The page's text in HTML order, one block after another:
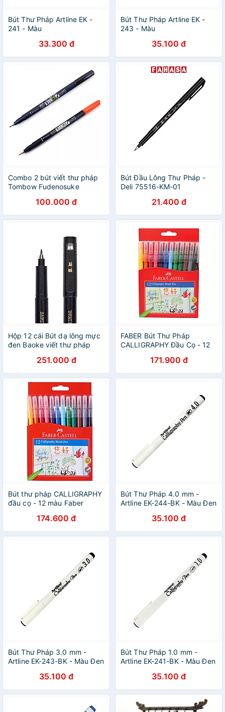
Bút Thư Pháp Artline EK -
241 - Màu
33.300 đ
Bút Thư Pháp Artline EK -
243 - Màu
35.100 đ
Combo 2 bút viết thư pháp
Tombow Fudenosuke
tự, thư pháp, brush lettering
100.000 đ
Bút Đầu Lông Thư Pháp -
Deli 75516-KM-01
21.400 đ
Hộp 12 cái Bút dạ lông mực
đen Baoke viết thư pháp
Kanji Các nét Chọn phân loại
251.000 đ
FABER Bút Thư Pháp
CALLIGRAPHY Đầu Cọ - 12
171.900 đ
Bút thư pháp CALLIGRAPHY
đầu cọ - 12 màu Faber
174.600 đ
Bút Thư Pháp 4.0 mm -
Artline EK-244-BK - Màu Đen
35.100 đ
Bút Thư Pháp 3.0 mm -
Artline EK-243-BK - Màu Đen
35.100 đ
Bút Thư Pháp 1.0 mm -
Artline EK-241-BK - Màu Đen
35.100 đ